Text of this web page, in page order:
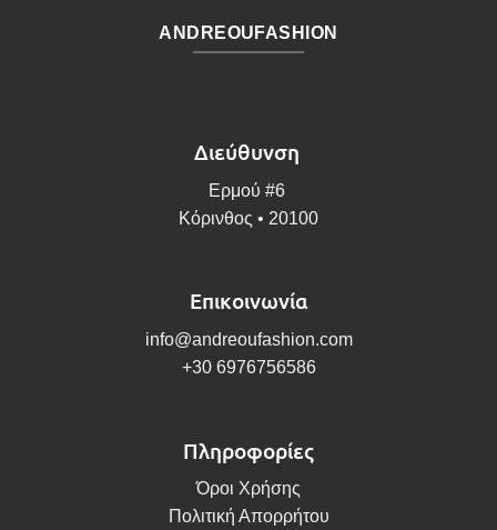
ANDREOUFASHION
Διεύθυνση
Ερμού #6
Κόρινθος • 20100
Επικοινωνία
info@andreoufashion.com
+30 6976756586
Πληροφορίες
Όροι Χρήσης
Πολιτική Απορρήτου